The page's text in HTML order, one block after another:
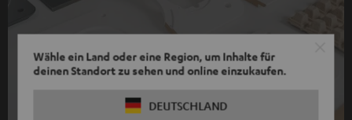
Wähle ein Land oder eine Region, um Inhalte für
deinen Standort zu sehen und online einzukaufen.
DEUTSCHLAND